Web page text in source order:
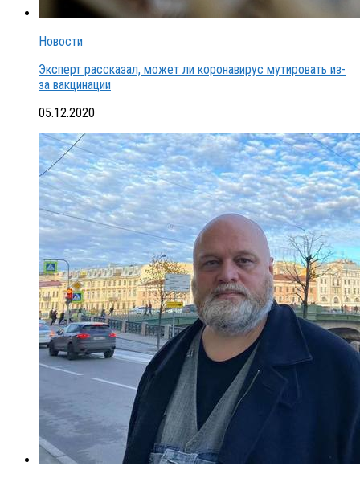
Новости
Эксперт рассказал, может ли коронавирус мутировать из-
за вакцинации
05.12.2020